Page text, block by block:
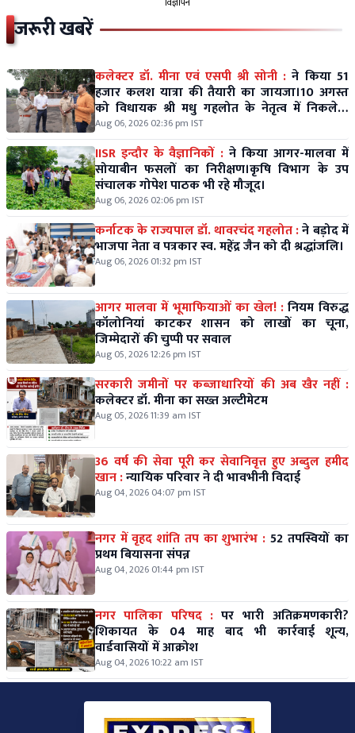
जरूरी खबरें
कलेक्टर डॉ. मीना एवं एसपी श्री सोनी : ने किया 51
हजार कलश यात्रा की तैयारी का जायजा।10 अगस्त
को विधायक श्री मधु गहलोत के नेतृत्व में निकलेगी
विशाल कलश यात्रा।
Aug 06, 2026 02:36 pm IST
IISR इन्दौर के वैज्ञानिकों : ने किया आगर-मालवा में
सोयाबीन फसलों का निरीक्षण।कृषि विभाग के उप
संचालक गोपेश पाठक भी रहे मौजूद।
Aug 06, 2026 02:06 pm IST
कर्नाटक के राज्यपाल डॉ. थावरचंद गहलोत :ने बड़ोद में
भाजपा नेता व पत्रकार स्व. महेंद्र जैन को दी श्रद्धांजलि।
Aug 06, 2026 01:32 pm IST
आगर मालवा में भूमाफियाओं का खेल! :नियम विरुद्ध
कॉलोनियां काटकर शासन को लाखों का चूना,
जिम्मेदारों की चुप्पी पर सवाल
Aug 05, 2026 12:26 pm IST
सरकारी जमीनों पर कब्जाधारियों की अब खैर नहीं :
कलेक्टर डॉ. मीना का सख्त अल्टीमेटम
Aug 05, 2026 11:39 am IST
36 वर्ष की सेवा पूरी कर सेवानिवृत्त हुए अब्दुल हमीद
खान :न्यायिक परिवार ने दी भावभीनी विदाई
Aug 04, 2026 04:07 pm IST
नगर में वृहद शांति तप का शुभारंभ : 52 तपस्वियों का
प्रथम बियासना संपन्न
Aug 04, 2026 01:44 pm IST
नगर पालिका परिषद : पर भारी अतिक्रमणकारी?
शिकायत के 04 माह बाद भी कार्रवाई शून्य,
वार्डवासियों में आक्रोश
Aug 04, 2026 10:22 am IST